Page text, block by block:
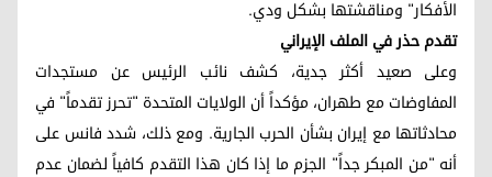
الأفكار" ومناقشتها بشكل ودي.
تقدم حذر في الملف الإيراني
وعلى صعيد أكثر جدية، كشف نائب الرئيس عن مستجدات
المفاوضات مع طهران، مؤكداً أن الولايات المتحدة "تحرز تقدماً" في
محادثاتها مع إيران بشأن الحرب الجارية. ومع ذلك، شدد فانس على
أنه "من المبكر جداً" الجزم ما إذا كان هذا التقدم كافياً لضمان عدم